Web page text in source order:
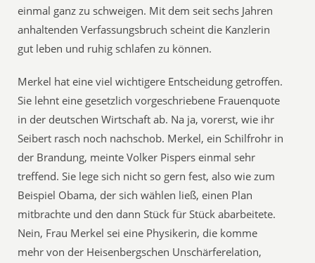
einmal ganz zu schweigen. Mit dem seit sechs Jahren
anhaltenden Verfassungsbruch scheint die Kanzlerin
gut leben und ruhig schlafen zu können.
Merkel hat eine viel wichtigere Entscheidung getroffen.
Sie lehnt eine gesetzlich vorgeschriebene Frauenquote
in der deutschen Wirtschaft ab. Na ja, vorerst, wie ihr
Seibert rasch noch nachschob. Merkel, ein Schilfrohr in
der Brandung, meinte Volker Pispers einmal sehr
treffend. Sie lege sich nicht so gern fest, also wie zum
Beispiel Obama, der sich wählen ließ, einen Plan
mitbrachte und den dann Stück für Stück abarbeitete.
Nein, Frau Merkel sei eine Physikerin, die komme
mehr von der Heisenbergschen Unschärferelation,